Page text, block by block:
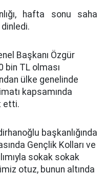
hafta sonu saha
dinledi.
Başkanı Özgür
bin TL olması
ülke genelinde
kapsamında
etti.
başkanlığında
Gençlik Kolları ve
sokak sokak
otuz, bunun altında